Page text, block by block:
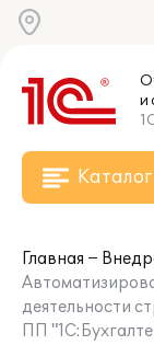
и
Каталог
Главная
деятельности
ПП